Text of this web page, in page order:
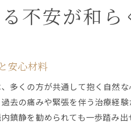
眠っているような感覚で
静脈内鎮静法でどん
静脈内鎮静で治療の
怖い気持ちは普通？静脈
不安が和ら
安心材料
多くの方が共通して抱く自然
去の痛みや緊張を伴う治療経
鎮静を勧められても一歩踏み出